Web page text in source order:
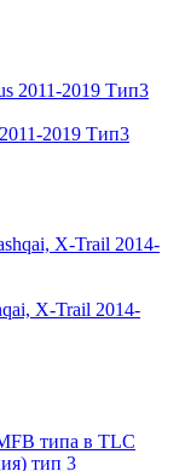
2019 Тип3
X-Trail 2014-